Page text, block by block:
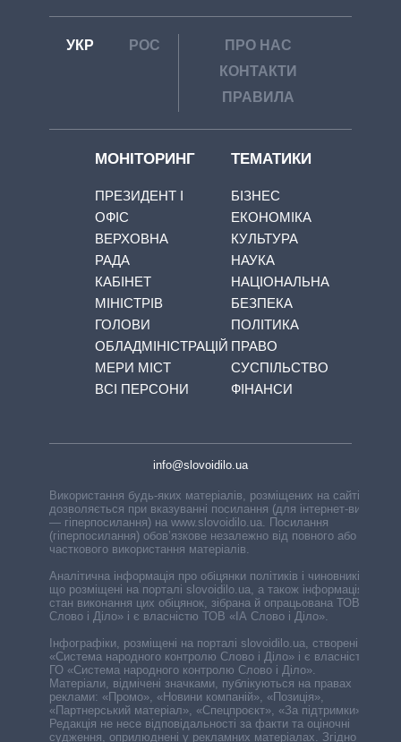
УКР РОС
ПРО НАС
КОНТАКТИ
ПРАВИЛА
МОНІТОРИНГ
ПРЕЗИДЕНТ І
ОФІС
ВЕРХОВНА
РАДА
КАБІНЕТ
МІНІСТРІВ
ГОЛОВИ
ОБЛАДМІНІСТРАЦІЙ
МЕРИ МІСТ
ВСІ ПЕРСОНИ
ТЕМАТИКИ
БІЗНЕС
ЕКОНОМІКА
КУЛЬТУРА
НАУКА
НАЦІОНАЛЬНА
БЕЗПЕКА
ПОЛІТИКА
ПРАВО
СУСПІЛЬСТВО
ФІНАНСИ
info@slovoidilo.ua
Використання будь-яких матеріалів, розміщених на сайті,
дозволяється при вказуванні посилання (для інтернет-видань
— гіперпосилання) на www.slovoidilo.ua. Посилання
(гіперпосилання) обов’язкове незалежно від повного або
часткового використання матеріалів.
Аналітична інформація про обіцянки політиків і чиновників,
що розміщені на порталі slovoidilo.ua, а також інформація про
стан виконання цих обіцянок, зібрана й опрацьована ТОВ «ІА
Слово і Діло» і є власністю ТОВ «ІА Слово і Діло».
Інфографіки, розміщені на порталі slovoidilo.ua, створені ГО
«Система народного контролю Слово і Діло» і є власністю
ГО «Система народного контролю Слово і Діло».
Матеріали, відмічені значками, публікуються на правах
реклами: «Промо», «Новини компаній», «Позиція»,
«Партнерський матеріал», «Спецпроєкт», «За підтримки».
Редакція не несе відповідальності за факти та оціночні
судження, оприлюднені у рекламних матеріалах. Згідно з